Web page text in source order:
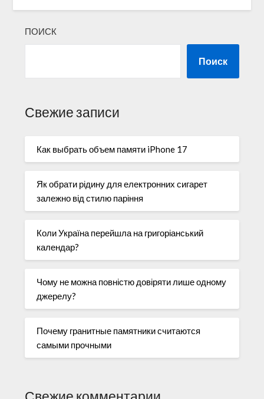
ПОИСК
Поиск
Свежие записи
Как выбрать объем памяти iPhone 17
Як обрати рідину для електронних сигарет
залежно від стилю паріння
Коли Україна перейшла на григоріанський
календар?
Чому не можна повністю довіряти лише одному
джерелу?
Почему гранитные памятники считаются
самыми прочными